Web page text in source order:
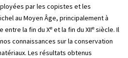
par les copistes et les
au Moyen Âge, principalement à
entre la fin du Xe et la fin du XIIe siècle. Il
connaissances sur la conservation
Les résultats obtenus